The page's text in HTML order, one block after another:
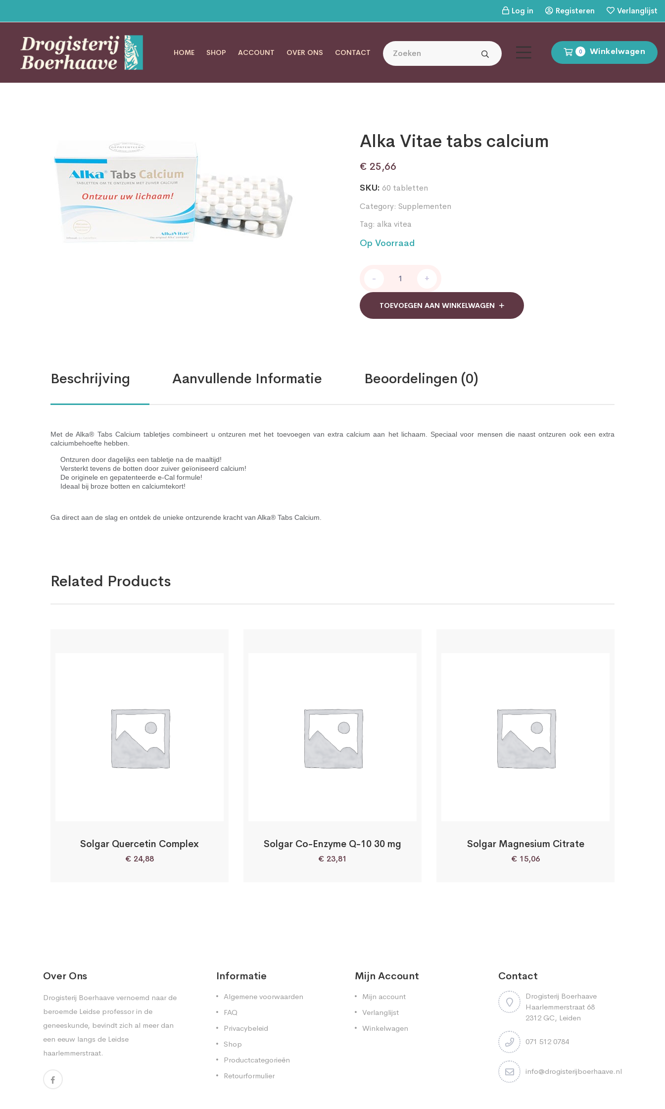
Log in Registeren Verlanglijst
0 Winkelwagen
HOME SHOP ACCOUNT OVER ONS CONTACT
Alka Vitae tabs calcium
€ 25,66
SKU: 60 tabletten
Category: Supplementen
Tag: alka vitea
Op Voorraad
Vitae
tabs
calcium
quantity
- +
TOEVOEGEN AAN WINKELWAGEN
Beschrijving Aanvullende Informatie Beoordelingen (0)
Met de Alka® Tabs Calcium tabletjes combineert u ontzuren met het toevoegen van extra calcium aan het lichaam. Speciaal voor mensen die naast ontzuren ook een extra
calciumbehoefte hebben.
Ontzuren door dagelijks een tabletje na de maaltijd!
Versterkt tevens de botten door zuiver geïoniseerd calcium!
De originele en gepatenteerde e-Cal formule!
Ideaal bij broze botten en calciumtekort!
Ga direct aan de slag en ontdek de unieke ontzurende kracht van Alka® Tabs Calcium.
Related Products
Solgar Quercetin Complex
€ 24,88
Solgar Co-Enzyme Q-10 30 mg
€ 23,81
Solgar Magnesium Citrate
€ 15,06
Over Ons
Drogisterij Boerhaave vernoemd naar de
beroemde Leidse professor in de
geneeskunde, bevindt zich al meer dan
een eeuw langs de Leidse
haarlemmerstraat.
Informatie
Algemene voorwaarden
FAQ
Privacybeleid
Shop
Productcategorieën
Retourformulier
Mijn Account
Mijn account
Verlanglijst
Winkelwagen
Contact
Drogisterij Boerhaave
Haarlemmerstraat 68
2312 GC, Leiden
071 512 0784
info@drogisterijboerhaave.nl